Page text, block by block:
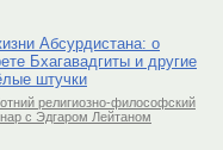
Абсурдистана: о
Бхагавадгиты и другие
штучки
религиозно-философский
с Эдгаром Лейтаном